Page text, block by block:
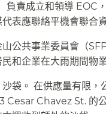
負責成立和領導 EOC
表應聯絡平機會聯合
公共事業委員會（
和企業在大雨期間物
袋。 在供應量有限
Cesar Chavez St.